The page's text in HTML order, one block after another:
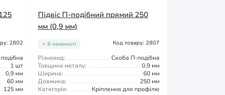
2802
1 шт
0,9 мм
60 мм
125 мм
Підвіс П-подібний прямий 250
мм (0,9 мм)
В наявності Код товару: 2807
Різновид:
Скоба П-подібна
Товщина металу:
0,9 мм
Ширина:
60 мм
Довжина:
250 мм
Категорія:
Кріплення для профілю